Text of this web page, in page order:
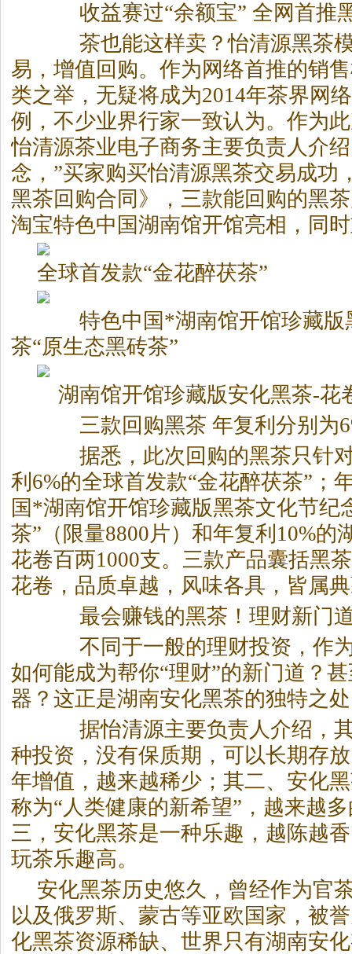
收益赛过“余额宝” 全网首推
茶也能这样卖？怡清源黑茶
易，增值回购。作为网络首推的销
类之举，无疑将成为2014年茶界网
例，不少业界行家一致认为。作为
怡清源茶业电子商务主要负责人介
念，”买家购买怡清源黑茶交易成功
黑茶回购合同》，三款能回购的黑茶
淘宝特色中国湖南馆开馆亮相，同
全球首发款“金花醉茯茶”
特色中国*湖南馆开馆珍藏版
茶“原生态黑砖茶”
湖南馆开馆珍藏版安化黑茶-花
三款回购黑茶 年复利分别为
据悉，此次回购的黑茶只针
利6%的全球首发款“金花醉茯茶”；
国*湖南馆开馆珍藏版黑茶文化节纪
茶”（限量8800片）和年复利10%的
花卷百两1000支。三款产品囊括黑茶
花卷，品质卓越，风味各具，皆属
最会赚钱的黑茶 ！理财新门
不同于一般的理财投资，作为
如何能成为帮你“理财”的新门道？
器？这正是湖南安化黑茶的独特之
据怡清源主要负责人介绍，
种投资，没有保质期，可以长期存
年增值，越来越稀少；其二、安化
称为“人类健康的新希望”，越来越
三，安化黑茶是一种乐趣，越陈越
玩茶乐趣高。
安化黑茶历史悠久，曾经作为官
以及俄罗斯、蒙古等亚欧国家，被
化黑茶资源稀缺、世界只有湖南安